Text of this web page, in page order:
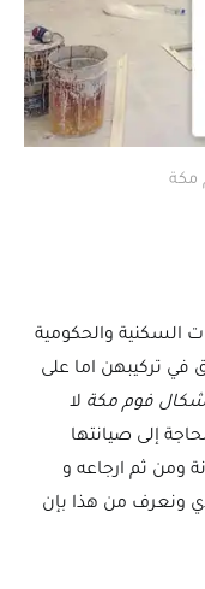
مكة
السكنية والحكومية
في تركيبهن اما على
فوم مكة لا
إلى صيانتها
ومن ثم ارجاعه و
ونعرف من هذا بإن